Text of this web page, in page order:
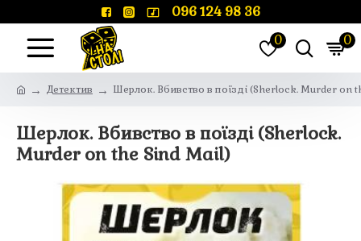
096 124 98 36
0 0
Детектив Шерлок. Вбивство в поїзді (Sherlock. Murder on
Шерлок. Вбивство в поїзді (Sherlock.
Murder on the Sind Mail)